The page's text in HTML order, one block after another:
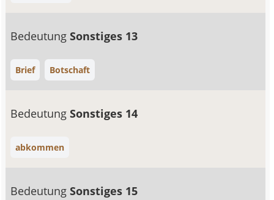
BedeutungSonstiges 13
Brief Botschaft
BedeutungSonstiges 14
abkommen
BedeutungSonstiges 15